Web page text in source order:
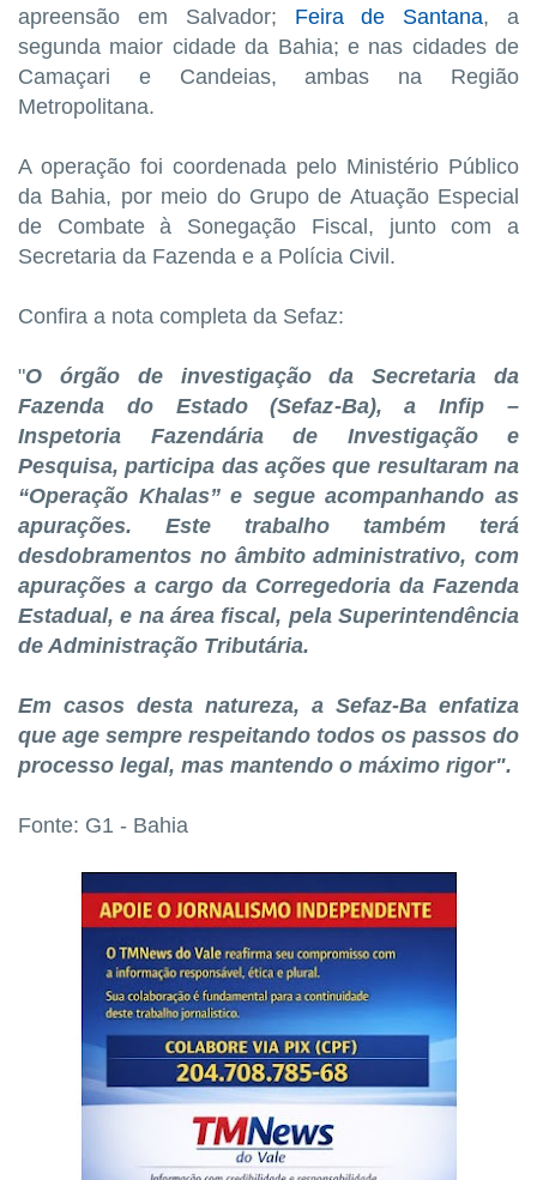
apreensão em Salvador; Feira de Santana, a
segunda maior cidade da Bahia; e nas cidades de
Camaçari e Candeias, ambas na Região
Metropolitana.
A operação foi coordenada pelo Ministério Público
da Bahia, por meio do Grupo de Atuação Especial
de Combate à Sonegação Fiscal, junto com a
Secretaria da Fazenda e a Polícia Civil.
Confira a nota completa da Sefaz:
"O órgão de investigação da Secretaria da
Fazenda do Estado (Sefaz-Ba), a Infip –
Inspetoria Fazendária de Investigação e
Pesquisa, participa das ações que resultaram na
“Operação Khalas” e segue acompanhando as
apurações. Este trabalho também terá
desdobramentos no âmbito administrativo, com
apurações a cargo da Corregedoria da Fazenda
Estadual, e na área fiscal, pela Superintendência
de Administração Tributária.
Em casos desta natureza, a Sefaz-Ba enfatiza
que age sempre respeitando todos os passos do
processo legal, mas mantendo o máximo rigor".
Fonte: G1 - Bahia